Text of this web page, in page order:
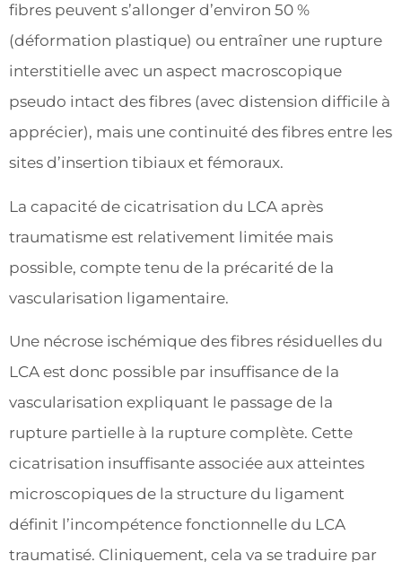
fibres peuvent s’allonger d’environ 50 %
(déformation plastique) ou entraîner une rupture
interstitielle avec un aspect macroscopique
pseudo intact des fibres (avec distension difficile à
apprécier), mais une continuité des fibres entre les
sites d’insertion tibiaux et fémoraux.
La capacité de cicatrisation du LCA après
traumatisme est relativement limitée mais
possible, compte tenu de la précarité de la
vascularisation ligamentaire.
Une nécrose ischémique des fibres résiduelles du
LCA est donc possible par insuffisance de la
vascularisation expliquant le passage de la
rupture partielle à la rupture complète. Cette
cicatrisation insuffisante associée aux atteintes
microscopiques de la structure du ligament
définit l’incompétence fonctionnelle du LCA
traumatisé. Cliniquement, cela va se traduire par